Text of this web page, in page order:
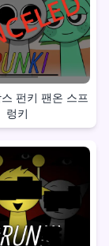
펀키 팬온 스프
렁키